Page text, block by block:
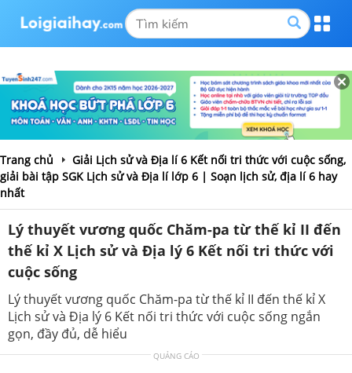
Trang chủ
Giải Lịch sử và Địa lí 6 Kết nối tri thức với cuộc sống,
giải bài tập SGK Lịch sử và Địa lí lớp 6 | Soạn lịch sử, địa lí 6 hay
nhất
Lý thuyết vương quốc Chăm-pa từ thế kỉ II đến
thế kỉ X Lịch sử và Địa lý 6 Kết nối tri thức với
cuộc sống
Lý thuyết vương quốc Chăm-pa từ thế kỉ II đến thế kỉ X
Lịch sử và Địa lý 6 Kết nối tri thức với cuộc sống ngắn
gọn, đầy đủ, dễ hiểu
QUẢNG CÁO